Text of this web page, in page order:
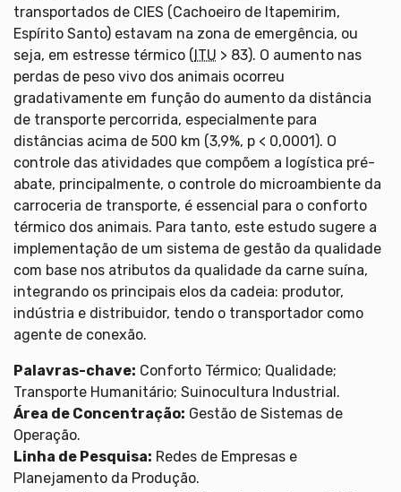
transportados de CIES (Cachoeiro de Itapemirim,
Espírito Santo) estavam na zona de emergência, ou
seja, em estresse térmico (ITU > 83). O aumento nas
perdas de peso vivo dos animais ocorreu
gradativamente em função do aumento da distância
de transporte percorrida, especialmente para
distâncias acima de 500 km (3,9%, p < 0,0001). O
controle das atividades que compõem a logística pré-
abate, principalmente, o controle do microambiente da
carroceria de transporte, é essencial para o conforto
térmico dos animais. Para tanto, este estudo sugere a
implementação de um sistema de gestão da qualidade
com base nos atributos da qualidade da carne suína,
integrando os principais elos da cadeia: produtor,
indústria e distribuidor, tendo o transportador como
agente de conexão.
Palavras-chave: Conforto Térmico; Qualidade;
Transporte Humanitário; Suinocultura Industrial.
Área de Concentração: Gestão de Sistemas de
Operação.
Linha de Pesquisa: Redes de Empresas e
Planejamento da Produção.